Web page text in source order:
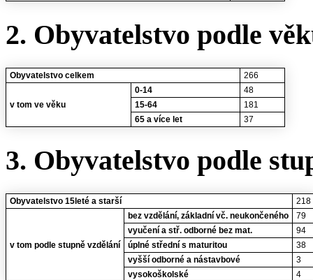
2. Obyvatelstvo podle
Obyvatelstvo celkem 266
v tom ve věku
0-14
48
15-64
181
65 a více let
37
3. Obyvatelstvo podle
Obyvatelstvo 15leté a starší 218
v tom podle stupně vzdělání
bez vzdělání, základní vč. neukončeného
79
vyučení a stř. odborné bez mat.
94
úplné střední s maturitou
38
vyšší odborné a nástavbové
3
vysokoškolské
4